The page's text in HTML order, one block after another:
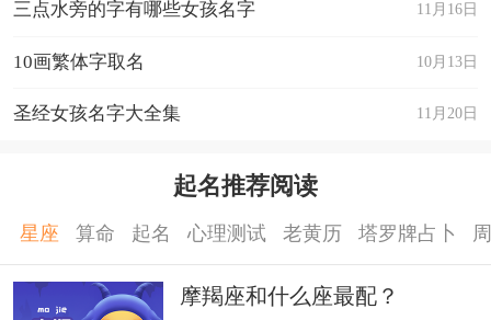
11月16日
三点水旁的字有哪些女孩名字
10月13日
10画繁体字取名
11月20日
圣经女孩名字大全集
起名推荐阅读
星座 算命 起名 心理测试 老黄历 塔罗牌占卜
摩羯座和什么座最配？